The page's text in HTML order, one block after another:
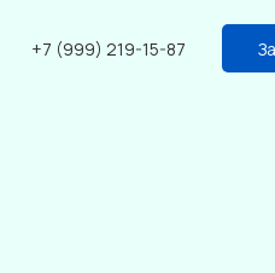
+7 (999) 219-15-87